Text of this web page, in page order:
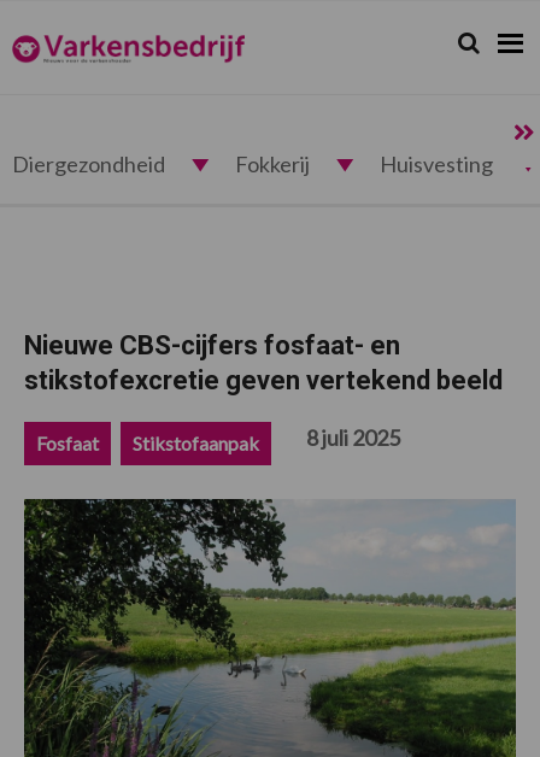
de
hoofdnavigatie
de
hoofd
de
eerste
de
voettekst
Varkensbedrijf.nl Zoeken...
Zoek
Diergezondheid Fokkerij Huisvesting
Nieuwe CBS-cijfers fosfaat- en
stikstofexcretie geven vertekend beeld
Fosfaat Stikstofaanpak 8 juli 2025